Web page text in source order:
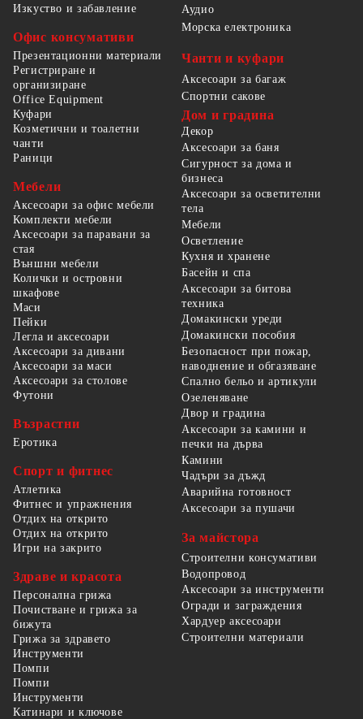
Изкуство и забавление
Офис консумативи
Презентационни материали
Регистриране и
организиране
Office Equipment
Аудио
Морска електроника
Чанти и куфари
Аксесоари за багаж
Спортни сакове
Куфари
Козметични и тоалетни
чанти
Раници
Мебели
Аксесоари за офис мебели
Комплекти мебели
Аксесоари за паравани за
стая
Външни мебели
Колички и островни
шкафове
Маси
Пейки
Легла и аксесоари
Аксесоари за дивани
Аксесоари за маси
Аксесоари за столове
Футони
Възрастни
Еротика
Спорт и фитнес
Атлетика
Фитнес и упражнения
Отдих на открито
Отдих на открито
Игри на закрито
Здраве и красота
Персонална грижа
Почистване и грижа за
бижута
Грижа за здравето
Дом и градина
Декор
Аксесоари за баня
Сигурност за дома и
бизнеса
Аксесоари за осветителни
тела
Мебели
Осветление
Кухня и хранене
Басейн и спа
Аксесоари за битова
техника
Домакински уреди
Домакински пособия
Безопасност при пожар,
наводнение и обгазяване
Спално бельо и артикули
Озеленяване
Двор и градина
Аксесоари за камини и
печки на дърва
Камини
Чадъри за дъжд
Аварийна готовност
Аксесоари за пушачи
За майстора
Строителни консумативи
Водопровод
Аксесоари за инструменти
Огради и заграждения
Хардуер аксесоари
Строителни материали
Инструменти
Помпи
Помпи
Инструменти
Катинари и ключове